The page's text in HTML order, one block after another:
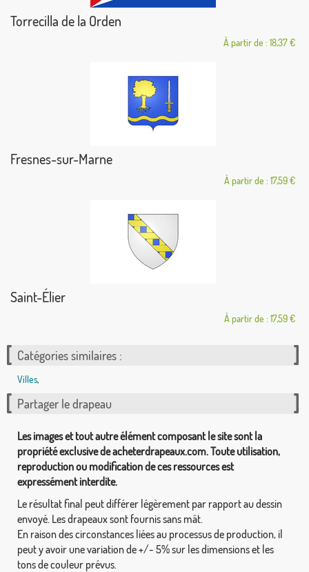
Torrecilla de la Orden
À partir de : 18,37 €
Fresnes-sur-Marne
À partir de : 17,59 €
Saint-Élier
À partir de : 17,59 €
Catégories similaires :
Villes,
Partager le drapeau
Les images et tout autre élément composant le site sont la
propriété exclusive de acheterdrapeaux.com. Toute utilisation,
reproduction ou modification de ces ressources est
expressément interdite.
Le résultat final peut différer légèrement par rapport au dessin
envoyé. Les drapeaux sont fournis sans mât.
En raison des circonstances liées au processus de production, il
peut y avoir une variation de +/- 5% sur les dimensions et les
tons de couleur prévus.